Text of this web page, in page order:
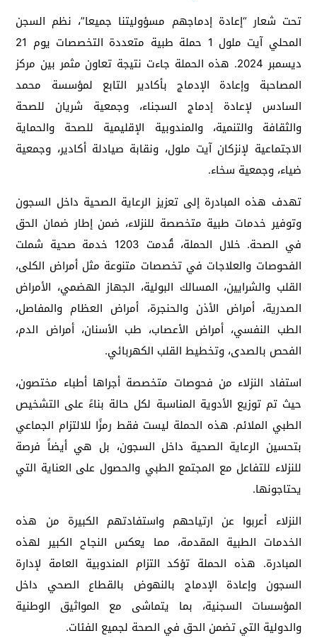
تحت شعار “إعادة إدماجهم مسؤوليتنا جميعا”، نظم السجن
المحلي آيت ملول 1 حملة طبية متعددة التخصصات يوم 21
ديسمبر 2024. هذه الحملة جاءت نتيجة تعاون مثمر بين مركز
المصاحبة وإعادة الإدماج بأكادير التابع لمؤسسة محمد
السادس لإعادة إدماج السجناء، وجمعية شريان للصحة
والثقافة والتنمية، والمندوبية الإقليمية للصحة والحماية
الاجتماعية لإنزكان آيت ملول، ونقابة صيادلة أكادير، وجمعية
ضياء، وجمعية سخاء.
تهدف هذه المبادرة إلى تعزيز الرعاية الصحية داخل السجون
وتوفير خدمات طبية متخصصة للنزلاء، ضمن إطار ضمان الحق
في الصحة. خلال الحملة، قُدمت 1203 خدمة صحية شملت
الفحوصات والعلاجات في تخصصات متنوعة مثل أمراض الكلى،
القلب والشرايين، المسالك البولية، الجهاز الهضمي، الأمراض
الصدرية، أمراض الأذن والحنجرة، أمراض العظام والمفاصل،
الطب النفسي، أمراض الأعصاب، طب الأسنان، أمراض الدم،
الفحص بالصدى، وتخطيط القلب الكهربائي.
استفاد النزلاء من فحوصات متخصصة أجراها أطباء مختصون،
حيث تم توزيع الأدوية المناسبة لكل حالة بناءً على التشخيص
الطبي الملائم. هذه الحملة ليست فقط رمزًا للالتزام الجماعي
بتحسين الرعاية الصحية داخل السجون، بل هي أيضاً فرصة
للنزلاء للتفاعل مع المجتمع الطبي والحصول على العناية التي
يحتاجونها.
النزلاء أعربوا عن ارتياحهم واستفادتهم الكبيرة من هذه
الخدمات الطبية المقدمة، مما يعكس النجاح الكبير لهذه
المبادرة. هذه الحملة تؤكد التزام المندوبية العامة لإدارة
السجون وإعادة الإدماج بالنهوض بالقطاع الصحي داخل
المؤسسات السجنية، بما يتماشى مع المواثيق الوطنية
والدولية التي تضمن الحق في الصحة لجميع الفئات.